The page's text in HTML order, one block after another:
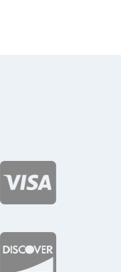

